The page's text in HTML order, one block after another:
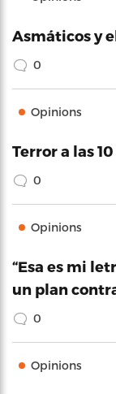
Asmáticos y
0
Opinions
Terror a las
0
Opinions
“Esa es mi
un plan
0
Opinions